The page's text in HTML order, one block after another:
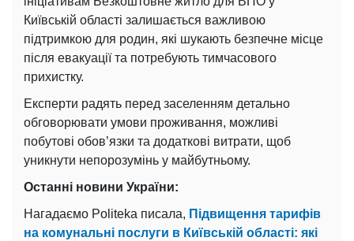
Київській області залишається важливою
підтримкою для родин, які шукають безпечне місце
після евакуації та потребують тимчасового
прихистку.
Експерти радять перед заселенням детально
обговорювати умови проживання, можливі
побутові обов’язки та додаткові витрати, щоб
уникнути непорозумінь у майбутньому.
Останні новини України:
Нагадаємо Politeka писала, Підвищення тарифів
на комунальні послуги в Київській області: які